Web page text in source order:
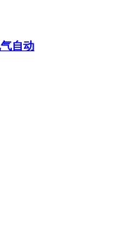
自动